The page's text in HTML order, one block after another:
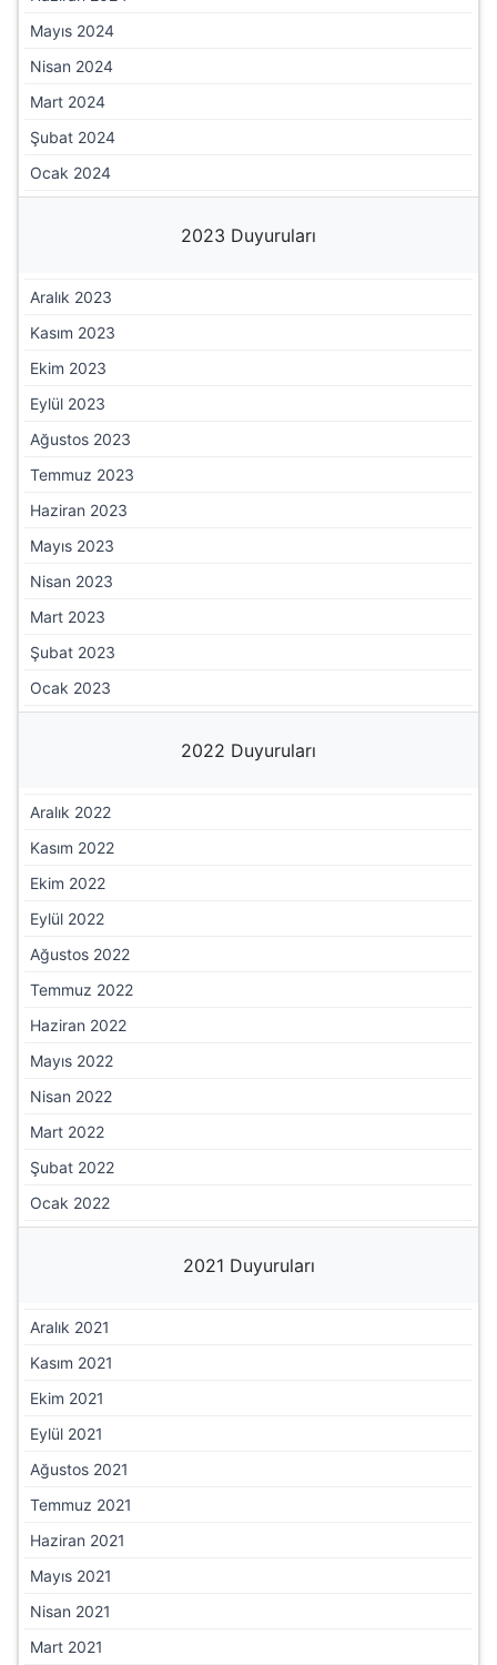
Mayıs 2024
Nisan 2024
Mart 2024
Şubat 2024
Ocak 2024
2023 Duyuruları
Aralık 2023
Kasım 2023
Ekim 2023
Eylül 2023
Ağustos 2023
Temmuz 2023
Haziran 2023
Mayıs 2023
Nisan 2023
Mart 2023
Şubat 2023
Ocak 2023
2022 Duyuruları
Aralık 2022
Kasım 2022
Ekim 2022
Eylül 2022
Ağustos 2022
Temmuz 2022
Haziran 2022
Mayıs 2022
Nisan 2022
Mart 2022
Şubat 2022
Ocak 2022
2021 Duyuruları
Aralık 2021
Kasım 2021
Ekim 2021
Eylül 2021
Ağustos 2021
Temmuz 2021
Haziran 2021
Mayıs 2021
Nisan 2021
Mart 2021